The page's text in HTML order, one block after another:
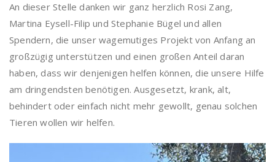
An dieser Stelle danken wir ganz herzlich Rosi Zang,
Martina Eysell-Filip und Stephanie Bügel und allen
Spendern, die unser wagemutiges Projekt von Anfang an
großzügig unterstützen und einen großen Anteil daran
haben, dass wir denjenigen helfen können, die unsere Hilfe
am dringendsten benötigen. Ausgesetzt, krank, alt,
behindert oder einfach nicht mehr gewollt, genau solchen
Tieren wollen wir helfen.